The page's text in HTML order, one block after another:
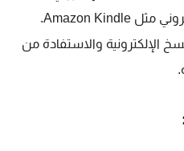
ونشره عبر منصات النشر الإلكتروني مثل Amazon Kindle.
الإلكترونية والاستفادة من